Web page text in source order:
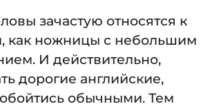
зачастую относятся к
как ножницы с небольшим
И действительно,
дорогие английские,
обычными. Тем